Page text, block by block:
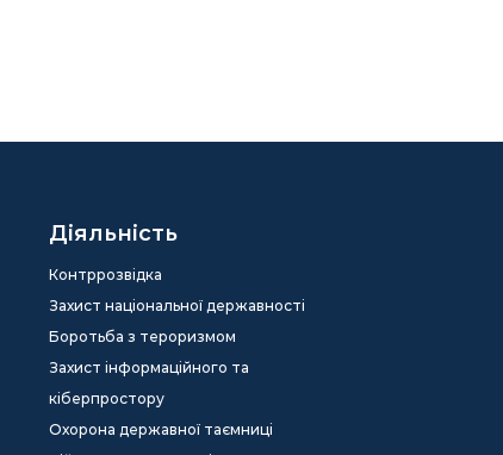
Діяльність
Контррозвідка
Захист національної державності
Боротьба з тероризмом
Захист інформаційного та
кіберпростору
Охорона державної таємниці